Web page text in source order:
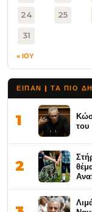
24 25
31
« ΙΟΥ
ΕΙΠΑΝ | ΤΑ ΠΙΟ
1
του
2